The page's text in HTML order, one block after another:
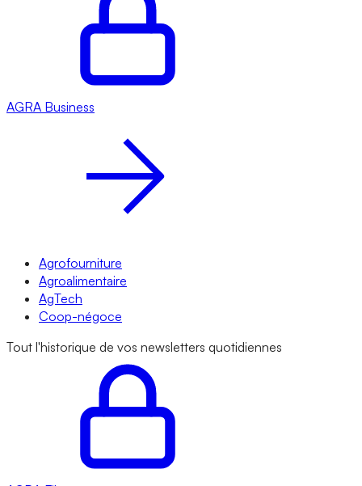
AGRA Business
Agrofourniture
Agroalimentaire
AgTech
Coop-négoce
Tout l'historique de vos newsletters quotidiennes